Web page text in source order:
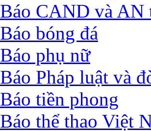
Báo CAND và AN
Báo bóng đá
Báo phụ nữ
Báo Pháp luật và
Báo tiền phong
Báo thể thao Việt